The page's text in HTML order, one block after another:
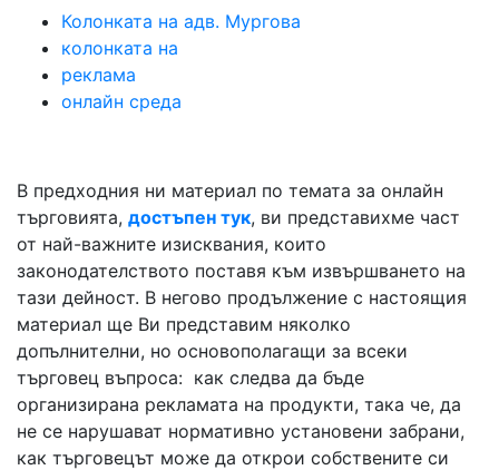
Колонката на адв. Мургова
колонката на
реклама
онлайн среда
В предходния ни материал по темата за онлайн
търговията, достъпен тук, ви представихме част
от най-важните изисквания, които
законодателството поставя към извършването на
тази дейност. В негово продължение с настоящия
материал ще Ви представим няколко
допълнителни, но основополагащи за всеки
търговец въпроса: как следва да бъде
организирана рекламата на продукти, така че, да
не се нарушават нормативно установени забрани,
как търговецът може да открои собствените си